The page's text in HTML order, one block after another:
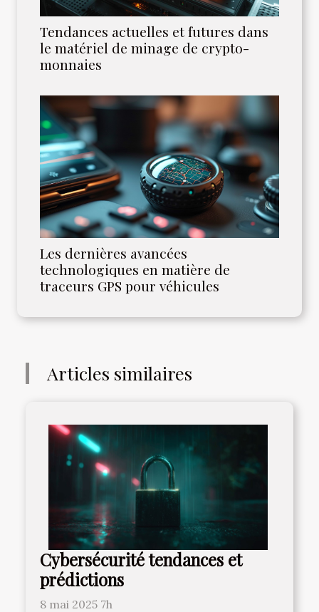
Tendances actuelles et futures dans
le matériel de minage de crypto-
monnaies
Les dernières avancées
technologiques en matière de
traceurs GPS pour véhicules
Articles similaires
Cybersécurité tendances et
prédictions
8 mai 2025 7h